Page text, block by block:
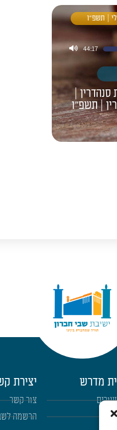
| תשפ"ו
44:17
|
| תשפ״ו
מדרש
רבנים
יצירת
צור קשר
הרשמה